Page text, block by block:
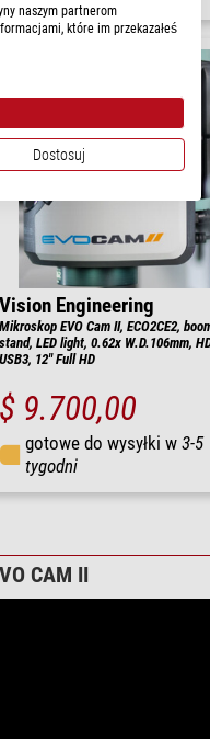
Vision Engineering
Mikroskop EVO Cam II, ECO2CE2,
stand, LED light, 0.62x W.D.106mm,
USB3, 12" Full HD
$ 9.700,00
gotowe do wysyłki w 3-5
tygodni
CAM II
naszym partnerom
które im przekazałeś
Dostosuj